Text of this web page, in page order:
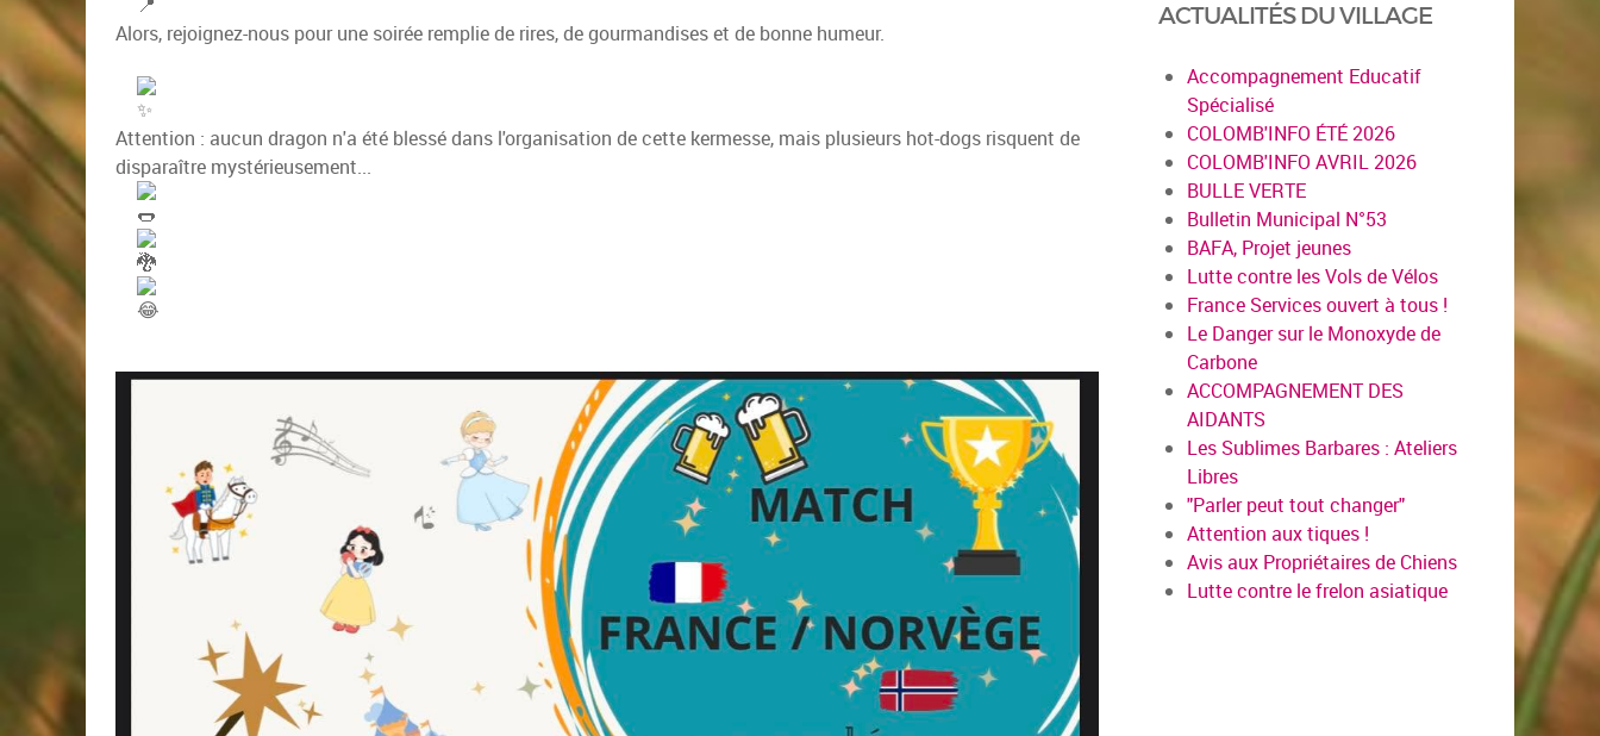
Alors, rejoignez-nous pour une soirée remplie de rires, de gourmandises et de bonne humeur.
Attention : aucun dragon n'a été blessé dans l'organisation de cette kermesse, mais plusieurs hot-dogs risquent de
disparaître mystérieusement...
ACTUALITÉS DU VILLAGE
Accompagnement Educatif
Spécialisé
COLOMB'INFO ÉTÉ 2026
COLOMB'INFO AVRIL 2026
BULLE VERTE
Bulletin Municipal N°53
BAFA, Projet jeunes
Lutte contre les Vols de Vélos
France Services ouvert à tous !
Le Danger sur le Monoxyde de
Carbone
ACCOMPAGNEMENT DES
AIDANTS
Les Sublimes Barbares : Ateliers
Libres
"Parler peut tout changer"
Attention aux tiques !
Avis aux Propriétaires de Chiens
Lutte contre le frelon asiatique